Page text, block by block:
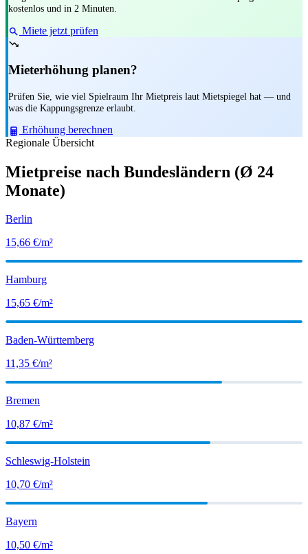
kostenlos und in 2 Minuten.
Miete jetzt prüfen
Mieterhöhung planen?
Prüfen Sie, wie viel Spielraum Ihr Mietpreis laut Mietspiegel hat — und
was die Kappungsgrenze erlaubt.
Erhöhung berechnen
Regionale Übersicht
Mietpreise nach Bundesländern (Ø 24
Monate)
Berlin
15,66 €/m²
Hamburg
15,65 €/m²
Baden-Württemberg
11,35 €/m²
Bremen
10,87 €/m²
Schleswig-Holstein
10,70 €/m²
Bayern
10,50 €/m²